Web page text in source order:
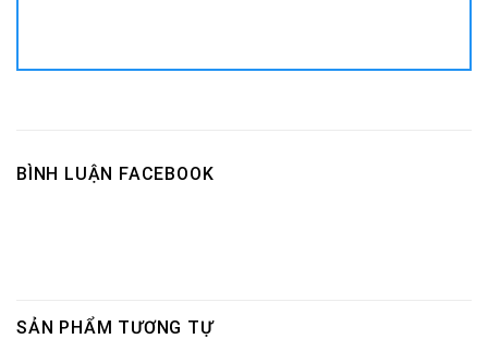
BÌNH LUẬN FACEBOOK
SẢN PHẨM TƯƠNG TỰ